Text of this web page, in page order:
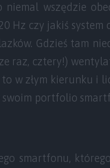
wszędzie
Hz czy jakiś system
Gdzieś tam
raz, cztery!)
w złym kierunku i
portfolio
smartfonu,